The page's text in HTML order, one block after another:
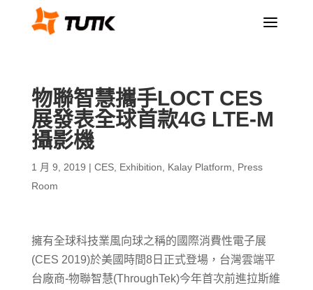
a
物聯智慧攜手LOCT CES
展發表全球首款4G LTE-M
攝影機
1 月 9, 2019 | CES, Exhibition Kalay Platform
Press
Room
擁有全球科技業風向球之稱的國際消費性電子展
(CES 2019)於美國時間8日正式登場，台灣雲端平
台廠商-物聯智慧(ThroughTek)今年首次前進拉斯維